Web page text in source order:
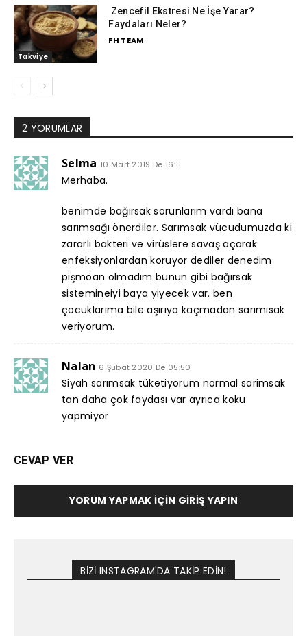
Takviye
Zencefil Ekstresi Ne İşe Yarar?
Faydaları Neler?
FH TEAM
2 YORUMLAR
Selma 10 Mart 2019 De 16:11
Merhaba.
benimde bağırsak sorunlarım vardı bana
sarımsağı önerdiler. Sarımsak vücudumuzda ki
zararlı bakteri ve virüslere savaş açarak
enfeksiyonlardan koruyor dediler denedim
pişmöan olmadım bunun gibi bağırsak
sistemineiyi baya yiyecek var. ben
çocuklarıma bile aşırıya kaçmadan sarımısak
veriyorum.
Nalan 6 Şubat 2020 De 05:50
Siyah sarımsak tüketiyorum normal sarimsak
tan daha çok faydası var ayrıca koku
yapmiyor
CEVAP VER
YORUM YAPMAK İÇIN GIRIŞ YAPIN
BİZİ INSTAGRAM'DA TAKİP EDİN!